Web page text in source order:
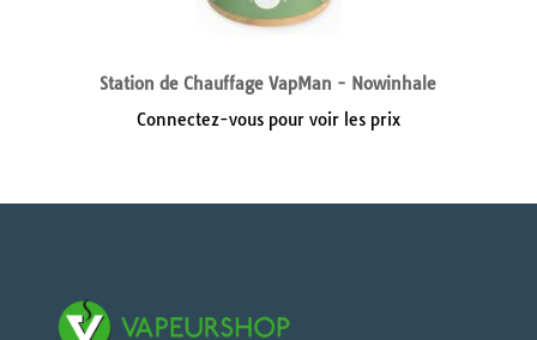
Station de Chauffage VapMan - Nowinhale
Connectez-vous pour voir les prix